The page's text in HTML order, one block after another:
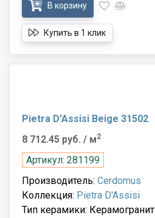
В корзину
Купить в 1 клик
Pietra D'Assisi Beige 31502
8 712.45 руб. / м2
Артикул: 281199
Производитель: Cerdomus
Коллекция: Pietra D'Assisi
Тип керамики: Керамогранит